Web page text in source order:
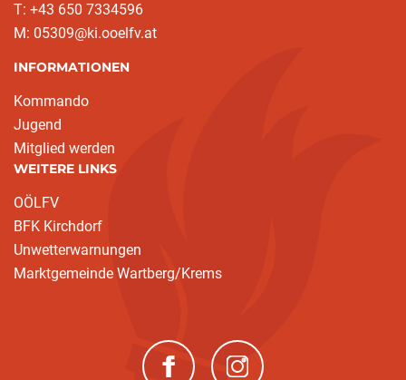
T: +43 650 7334596
M: 05309@ki.ooelfv.at
INFORMATIONEN
Kommando
Jugend
Mitglied werden
WEITERE LINKS
OÖLFV
BFK Kirchdorf
Unwetterwarnungen
Marktgemeinde Wartberg/Krems